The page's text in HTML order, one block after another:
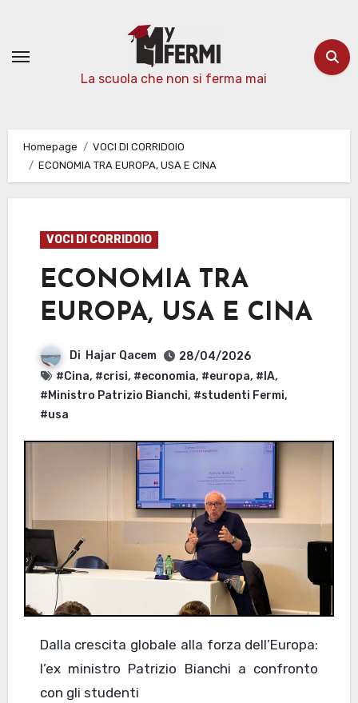
contenuto
La scuola che non si ferma mai
Homepage
VOCI DI CORRIDOIO
ECONOMIA TRA EUROPA, USA E CINA
VOCI DI CORRIDOIO
ECONOMIA TRA
EUROPA, USA E CINA
Di Hajar Qacem
28/04/2026
#Cina, #crisi, #economia, #europa, #IA,
#Ministro Patrizio Bianchi, #studenti Fermi,
#usa
Dalla crescita globale alla forza dell’Europa:
l’ex ministro Patrizio Bianchi a confronto
con gli studenti